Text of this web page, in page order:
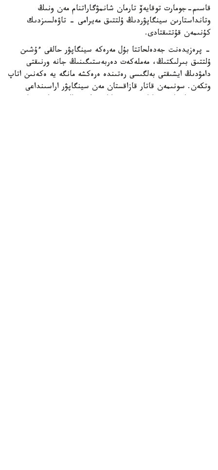
قاسىم-جومارت توقايەۆ تارمان شانمۋگاراتنام مەن ونىڭ
وتانداستارىن سينگاپۋردىڭ ۇلتتىق مەيرامى - تاۋەلسىزدىك
كۇنىمەن قۇتتىقتادى.
- پرەزيدەنت جەدەلحاتتا بۇل مەرەكە سينگاپۋر حالقى ءۇشىن
ۇلتتىق بىرلىكتىڭ، مەملەكەت دەربەستىگىنىڭ جانە ورنىقتى
دامۋدىڭ ايشىقتى بەلگىسى رەتىندە ەرەكشە مانگە يە ەكەنىن اتاپ
وتكەن. سونىمەن قاتار قازاقستان مەن سينگاپۋر اراسىنداعى